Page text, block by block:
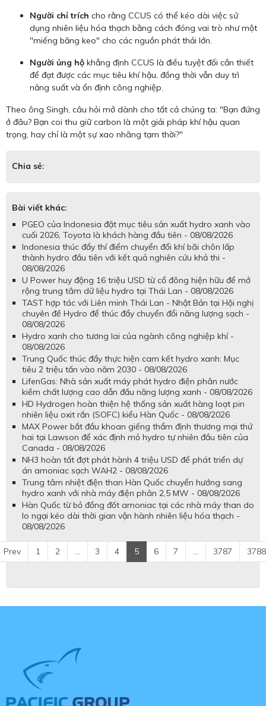
Người chỉ trích cho rằng CCUS có thể kéo dài việc sử
dụng nhiên liệu hóa thạch bằng cách đóng vai trò như một
"miếng băng keo" cho các nguồn phát thải lớn.
Người ủng hộ khẳng định CCUS là điều tuyệt đối cần thiết
để đạt được các mục tiêu khí hậu, đồng thời vẫn duy trì
năng suất và ổn định công nghiệp.
Theo ông Singh, câu hỏi mở dành cho tất cả chúng ta: "Bạn đứng
ở đâu? Bạn coi thu giữ carbon là một giải pháp khí hậu quan
trọng, hay chỉ là một sự xao nhãng tạm thời?"
Chia sẻ:
Bài viết khác:
PGEO của Indonesia đặt mục tiêu sản xuất hydro xanh vào
cuối 2026, Toyota là khách hàng đầu tiên - 08/08/2026
Indonesia thúc đẩy thí điểm chuyển đổi khí bãi chôn lấp
thành hydro đầu tiên với kết quả nghiên cứu khả thi -
08/08/2026
U Power huy động 16 triệu USD từ cổ đông hiện hữu để mở
rộng trung tâm dữ liệu hydro tại Thái Lan - 08/08/2026
TAST hợp tác với Liên minh Thái Lan - Nhật Bản tại Hội nghị
chuyên đề Hydro để thúc đẩy chuyển đổi năng lượng sạch -
08/08/2026
Hydro xanh cho tương lai của ngành công nghiệp khí -
08/08/2026
Trung Quốc thúc đẩy thực hiện cam kết hydro xanh: Mục
tiêu 2 triệu tấn vào năm 2030 - 08/08/2026
LifenGas: Nhà sản xuất máy phát hydro điện phân nước
kiềm chất lượng cao dẫn đầu năng lượng xanh - 08/08/2026
HD Hydrogen hoàn thiện hệ thống sản xuất hàng loạt pin
nhiên liệu oxit rắn (SOFC) kiểu Hàn Quốc - 08/08/2026
MAX Power bắt đầu khoan giếng thẩm định thương mại thứ
hai tại Lawson để xác định mỏ hydro tự nhiên đầu tiên của
Canada - 08/08/2026
NH3 hoàn tất đợt phát hành 4 triệu USD để phát triển dự
án amoniac sạch WAH2 - 08/08/2026
Trung tâm nhiệt điện than Hàn Quốc chuyển hướng sang
hydro xanh với nhà máy điện phân 2,5 MW - 08/08/2026
Hàn Quốc từ bỏ đồng đốt amoniac tại các nhà máy than do
lo ngại kéo dài thời gian vận hành nhiên liệu hóa thạch -
08/08/2026
Prev 1 2 ... 3 4 5 6 7 ... 3787 3788